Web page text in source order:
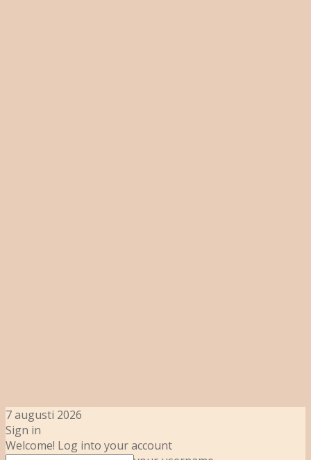
7 augusti 2026
Sign in
Welcome! Log into your account